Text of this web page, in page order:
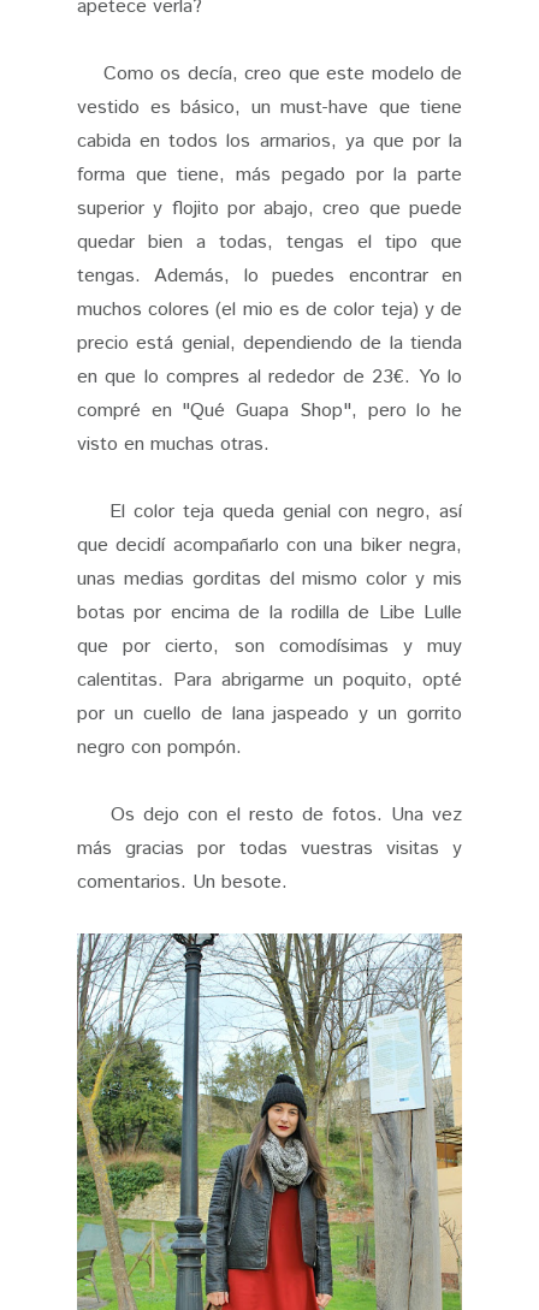
apetece verla?
Como os decía, creo que este modelo de
vestido es básico, un must-have que tiene
cabida en todos los armarios, ya que por la
forma que tiene, más pegado por la parte
superior y flojito por abajo, creo que puede
quedar bien a todas, tengas el tipo que
tengas. Además, lo puedes encontrar en
muchos colores (el mio es de color teja) y de
precio está genial, dependiendo de la tienda
en que lo compres al rededor de 23€. Yo lo
compré en "Qué Guapa Shop", pero lo he
visto en muchas otras.
El color teja queda genial con negro, así
que decidí acompañarlo con una biker negra,
unas medias gorditas del mismo color y mis
botas por encima de la rodilla de Libe Lulle
que por cierto, son comodísimas y muy
calentitas. Para abrigarme un poquito, opté
por un cuello de lana jaspeado y un gorrito
negro con pompón.
Os dejo con el resto de fotos. Una vez
más gracias por todas vuestras visitas y
comentarios. Un besote.